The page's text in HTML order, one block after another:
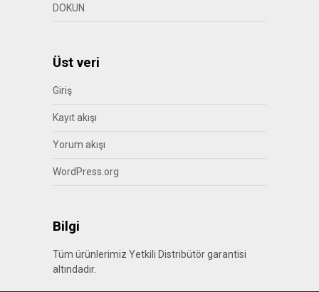
DOKUN
Üst veri
Giriş
Kayıt akışı
Yorum akışı
WordPress.org
Bilgi
Tüm ürünlerimiz Yetkili Distribütör garantisi
altındadır.